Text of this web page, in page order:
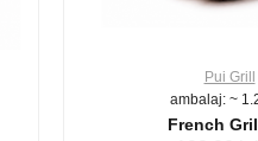
Pui Grill
ambalaj: ~
French